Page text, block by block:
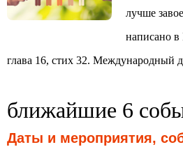
лучше
написано
глава 16, стих 32. Международный
ближайшие 6
Даты и мероприятия,